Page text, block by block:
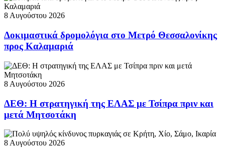
8 Αυγούστου 2026
Δοκιμαστικά δρομολόγια στο Μετρό Θεσσαλονίκης
προς Καλαμαριά
8 Αυγούστου 2026
ΔΕΘ: Η στρατηγική της ΕΛΑΣ με Τσίπρα πριν και
μετά Μητσοτάκη
8 Αυγούστου 2026